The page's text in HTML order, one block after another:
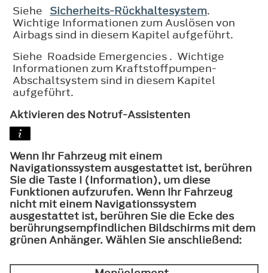
Siehe Sicherheits-Rückhaltesystem.
Wichtige Informationen zum Auslösen von
Airbags sind in diesem Kapitel aufgeführt.
Siehe Roadside Emergencies . Wichtige
Informationen zum Kraftstoffpumpen-
Abschaltsystem sind in diesem Kapitel
aufgeführt.
Aktivieren des Notruf-Assistenten
Wenn Ihr Fahrzeug mit einem
Navigationssystem ausgestattet ist, berühren
Sie die Taste I (Information), um diese
Funktionen aufzurufen. Wenn Ihr Fahrzeug
nicht mit einem Navigationssystem
ausgestattet ist, berühren Sie die Ecke des
berührungsempfindlichen Bildschirms mit dem
grünen Anhänger. Wählen Sie anschließend: